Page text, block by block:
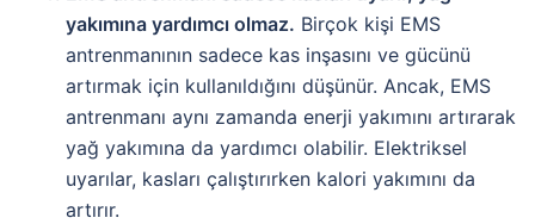
yakımına yardımcı olmaz. Birçok kişi EMS
antrenmanının sadece kas inşasını ve gücünü
artırmak için kullanıldığını düşünür. Ancak, EMS
antrenmanı aynı zamanda enerji yakımını artırarak
yağ yakımına da yardımcı olabilir. Elektriksel
uyarılar, kasları çalıştırırken kalori yakımını da
artırır.